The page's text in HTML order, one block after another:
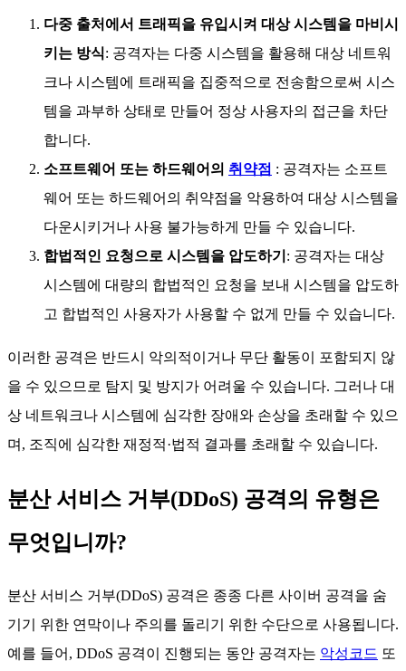
다중 출처에서 트래픽을 유입시켜 대상 시스템을 마비시
키는 방식: 공격자는 다중 시스템을 활용해 대상 네트워
크나 시스템에 트래픽을 집중적으로 전송함으로써 시스
템을 과부하 상태로 만들어 정상 사용자의 접근을 차단
합니다.
소프트웨어 또는 하드웨어의 취약점 : 공격자는 소프트
웨어 또는 하드웨어의 취약점을 악용하여 대상 시스템을
다운시키거나 사용 불가능하게 만들 수 있습니다.
합법적인 요청으로 시스템을 압도하기 : 공격자는 대상
시스템에 대량의 합법적인 요청을 보내 시스템을 압도하
고 합법적인 사용자가 사용할 수 없게 만들 수 있습니다.
이러한 공격은 반드시 악의적이거나 무단 활동이 포함되지 않
을 수 있으므로 탐지 및 방지가 어려울 수 있습니다. 그러나 대
상 네트워크나 시스템에 심각한 장애와 손상을 초래할 수 있으
며, 조직에 심각한 재정적·법적 결과를 초래할 수 있습니다.
분산 서비스 거부(DDoS) 공격의 유형은
무엇입니까?
분산 서비스 거부(DDoS) 공격은 종종 다른 사이버 공격을 숨
기기 위한 연막이나 주의를 돌리기 위한 수단으로 사용됩니다.
예를 들어, DDoS 공격이 진행되는 동안 공격자는 악성코드 또